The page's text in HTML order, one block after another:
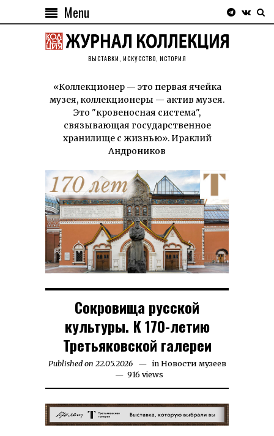
Menu
ВЫСТАВКИ, ИСКУССТВО, ИСТОРИЯ
«Коллекционер — это первая ячейка
музея, коллекционеры — актив музея.
Это "кровеносная система",
связывающая государственное
хранилище с жизнью». Ираклий
Андроников
Сокровища русской
культуры. К 170-летию
Третьяковской галереи
Published on 22.05.202622.05.2026
in Новости музеев
916 views